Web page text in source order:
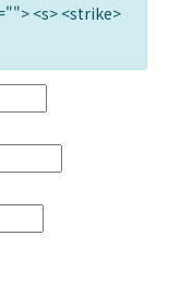
<s> <strike>